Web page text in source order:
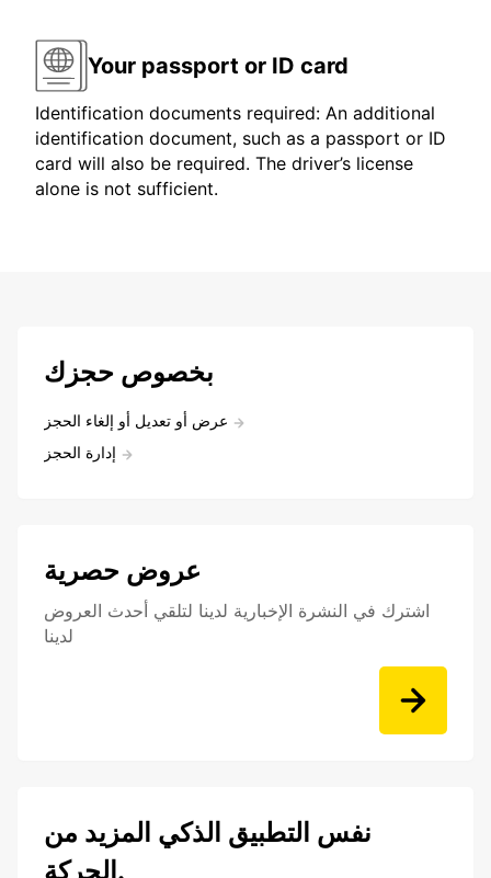
Your passport or ID card
Identification documents required: An additional
identification document, such as a passport or ID
card will also be required. The driver’s license
alone is not sufficient.
بخصوص حجزك
عرض أو تعديل أو إلغاء الحجز
إدارة الحجز
عروض حصرية
اشترك في النشرة الإخبارية لدينا لتلقي أحدث العروض
لدينا
نفس التطبيق الذكي المزيد من
الحركة.